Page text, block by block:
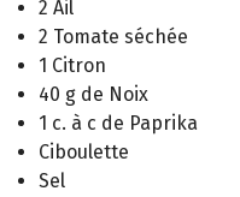
2 Ail
2 Tomate séchée
1 Citron
40 g de Noix
1 c. à c de Paprika
Ciboulette
Sel